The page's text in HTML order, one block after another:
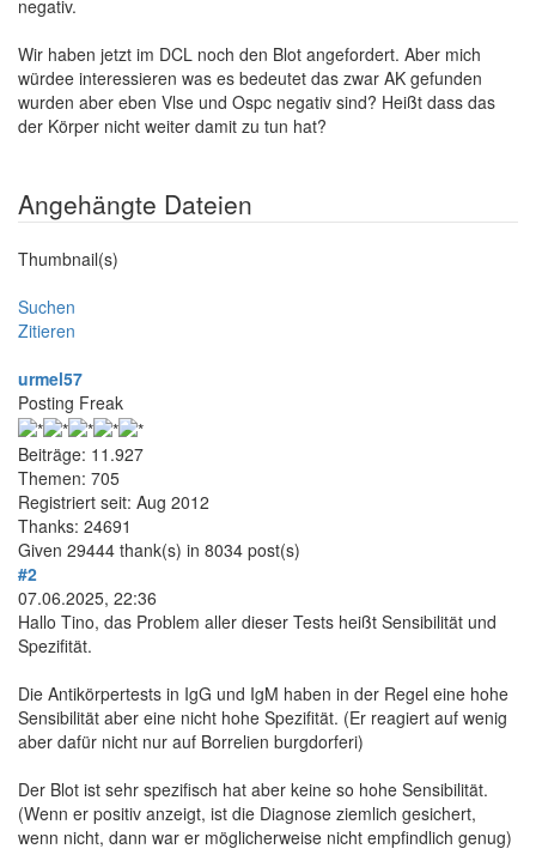
negativ.
Wir haben jetzt im DCL noch den Blot angefordert. Aber mich
würdee interessieren was es bedeutet das zwar AK gefunden
wurden aber eben Vlse und Ospc negativ sind? Heißt dass das
der Körper nicht weiter damit zu tun hat?
Angehängte Dateien
Thumbnail(s)
Suchen
Zitieren
urmel57
Posting Freak
Beiträge: 11.927
Themen: 705
Registriert seit: Aug 2012
Thanks: 24691
Given 29444 thank(s) in 8034 post(s)
#2
07.06.2025, 22:36
Hallo Tino, das Problem aller dieser Tests heißt Sensibilität und
Spezifität.
Die Antikörpertests in IgG und IgM haben in der Regel eine hohe
Sensibilität aber eine nicht hohe Spezifität. (Er reagiert auf wenig
aber dafür nicht nur auf Borrelien burgdorferi)
Der Blot ist sehr spezifisch hat aber keine so hohe Sensibilität.
(Wenn er positiv anzeigt, ist die Diagnose ziemlich gesichert,
wenn nicht, dann war er möglicherweise nicht empfindlich genug)